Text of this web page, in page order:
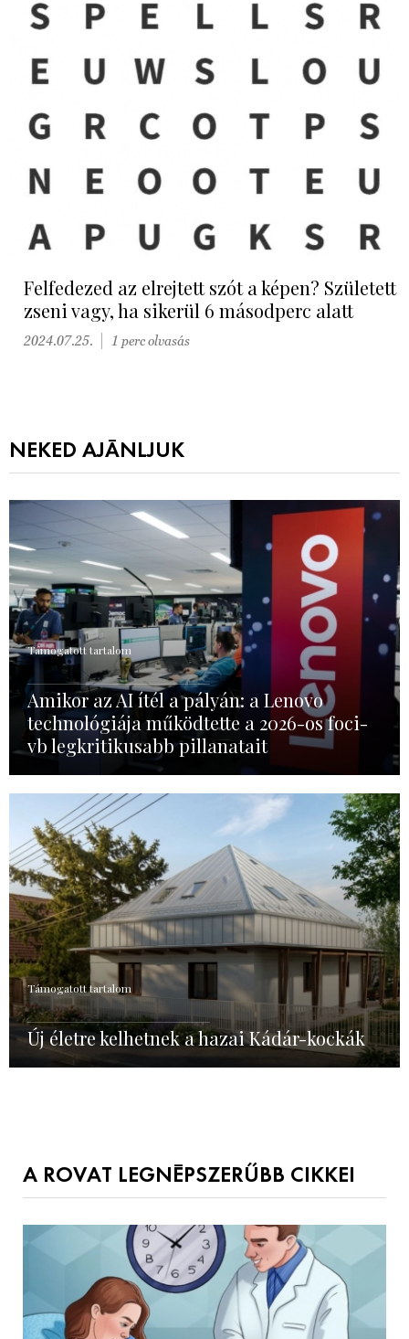
Felfedezed az elrejtett szót a képen? Született
zseni vagy, ha sikerül 6 másodperc alatt
2024.07.25. 1 perc olvasás
NEKED AJÁNLJUK
Támogatott tartalom
Amikor az AI ítél a pályán: a Lenovo
technológiája működtette a 2026-os foci-
vb legkritikusabb pillanatait
Támogatott tartalom
Új életre kelhetnek a hazai Kádár-kockák
A ROVAT LEGNÉPSZERŰBB CIKKEI